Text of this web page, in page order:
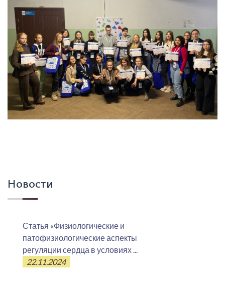
Новости
Статья «Физиологические и
патофизиологические аспекты
регуляции сердца в условиях ...
22.11.2024